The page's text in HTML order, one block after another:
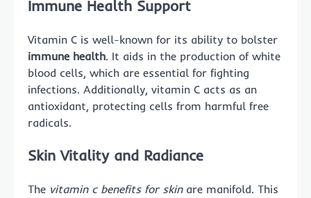
Immune Health Support
Vitamin C is well-known for its ability to bolster
immune health. It aids in the production of white
blood cells, which are essential for fighting
infections. Additionally, vitamin C acts as an
antioxidant, protecting cells from harmful free
radicals.
Skin Vitality and Radiance
The vitamin c benefits for skinare manifold. This